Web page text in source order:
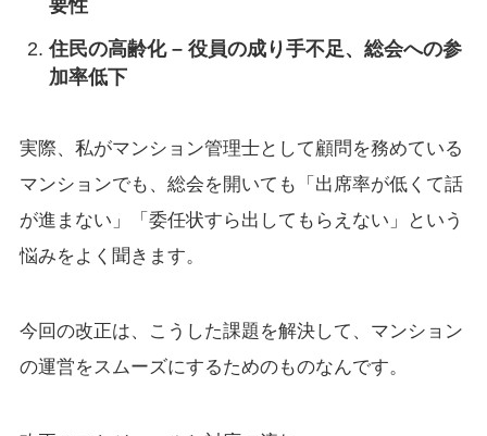
要性
住民の高齢化 – 役員の成り手不足、総会への参
加率低下
実際、私がマンション管理士として顧問を務めている
マンションでも、総会を開いても「出席率が低くて話
が進まない」「委任状すら出してもらえない」という
悩みをよく聞きます。
今回の改正は、こうした課題を解決して、マンション
の運営をスムーズにするためのものなんです。